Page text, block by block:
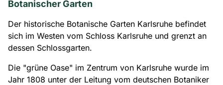
Botanischer Garten
Der historische Botanische Garten Karlsruhe befindet
sich im Westen vom Schloss Karlsruhe und grenzt an
dessen Schlossgarten.
Die "grüne Oase" im Zentrum von Karlsruhe wurde im
Jahr 1808 unter der Leitung vom deutschen Botaniker